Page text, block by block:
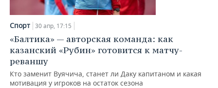
Спорт 30 апр, 17:15
«Балтика» — авторская команда: как
казанский «Рубин» готовится к матчу-
реваншу
Кто заменит Вуячича, станет ли Даку капитаном и какая
мотивация у игроков на остаток сезона